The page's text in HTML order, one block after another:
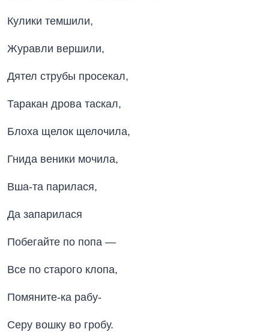
Кулики темшили,
Журавли вершили,
Дятел струбы просекал,
Таракан дрова таскал,
Блоха щелок щелочила,
Гнида веники мочила,
Вша-та парилася,
Да запарилася
Побегайте по попа —
Все по старого клопа,
Помяните-ка рабу-
Серу вошку во гробу.